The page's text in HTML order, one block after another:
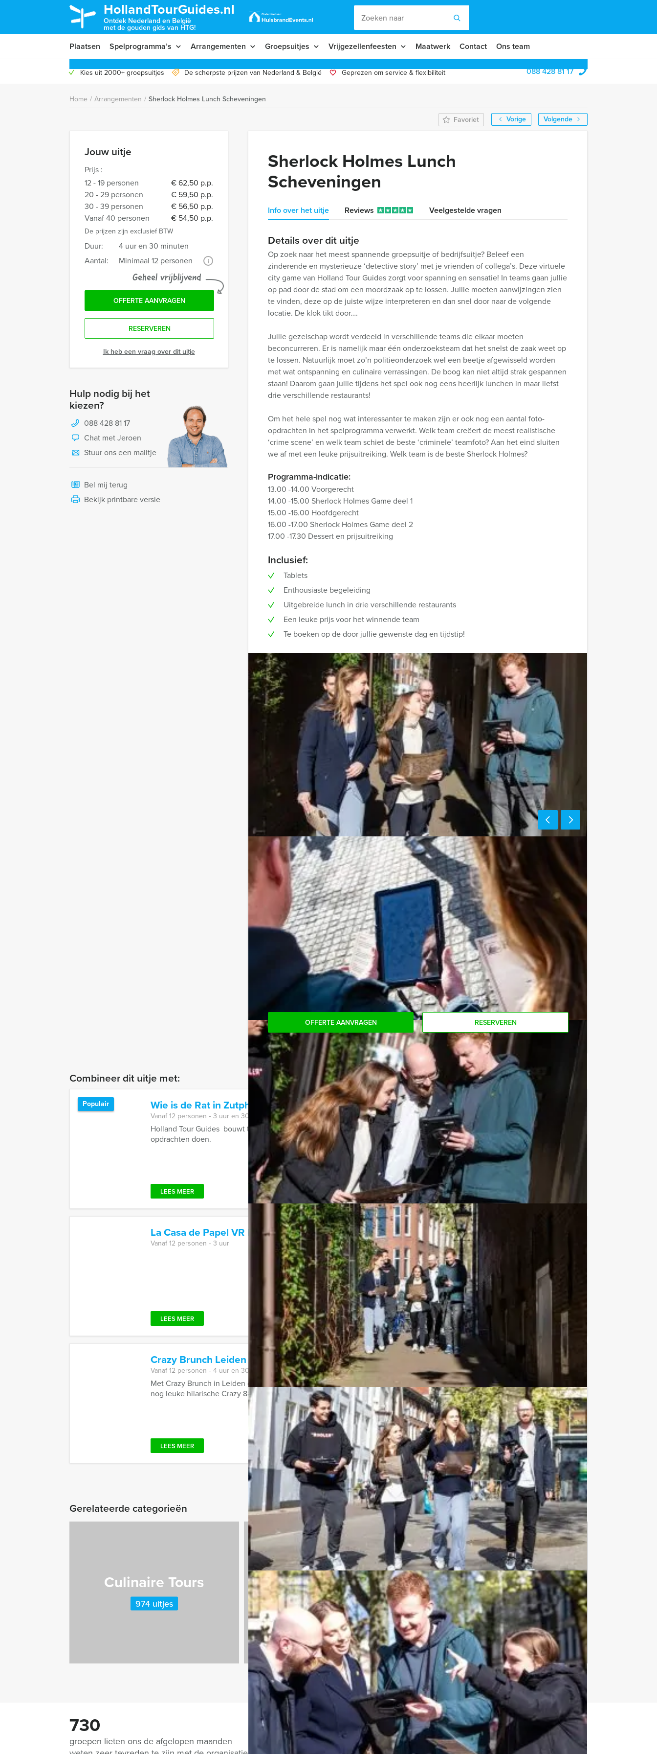
HollandTourGuides.nl
Ontdek Nederland en België
met de gouden gids van HTG!
Plaatsen Spelprogramma’s Arrangementen Groepsuitjes Vrijgezellenfeesten Maatwerk Contact Ons team
Kies uit 2000+ groepsuitjes De scherpste prijzen van Nederland & België Geprezen om service & flexibiliteit 088 428 81 17
Home / Arrangementen / Sherlock Holmes Lunch Scheveningen
Vorige
Volgende
Favoriet
Jouw uitje
Prijs :
12 - 19 personen
€ 62,50 p.p.
20 - 29 personen
€ 59,50 p.p.
30 - 39 personen
€ 56,50 p.p.
Vanaf 40 personen
€ 54,50 p.p.
De prijzen zijn exclusief BTW
Duur:
4 uur en 30 minuten
Aantal:
Minimaal 12 personen i
Geheel vrijblijvend
OFFERTE AANVRAGEN
RESERVEREN
Ik heb een vraag over dit uitje
Hulp nodig bij het
kiezen?
088 428 81 17
Chat met Jeroen
Stuur ons een mailtje
Bel mij terug
Bekijk printbare versie
Sherlock Holmes Lunch
Scheveningen
Info over het uitje Reviews Veelgestelde vragen
Details over dit uitje
Op zoek naar het meest spannende groepsuitje of bedrijfsuitje? Beleef een
zinderende en mysterieuze ‘detective story’ met je vrienden of collega’s. Deze virtuele
city game van Holland Tour Guides zorgt voor spanning en sensatie! In teams gaan jullie
op pad door de stad om een moordzaak op te lossen. Jullie moeten aanwijzingen zien
te vinden, deze op de juiste wijze interpreteren en dan snel door naar de volgende
locatie. De klok tikt door….
Jullie gezelschap wordt verdeeld in verschillende teams die elkaar moeten
beconcurreren. Er is namelijk maar één onderzoeksteam dat het snelst de zaak weet op
te lossen. Natuurlijk moet zo’n politieonderzoek wel een beetje afgewisseld worden
met wat ontspanning en culinaire verrassingen. De boog kan niet altijd strak gespannen
staan! Daarom gaan jullie tijdens het spel ook nog eens heerlijk lunchen in maar liefst
drie verschillende restaurants!
Om het hele spel nog wat interessanter te maken zijn er ook nog een aantal foto-
opdrachten in het spelprogramma verwerkt. Welk team creëert de meest realistische
‘crime scene’ en welk team schiet de beste ‘criminele’ teamfoto? Aan het eind sluiten
we af met een leuke prijsuitreiking. Welk team is de beste Sherlock Holmes?
Programma-indicatie:
13.00 -14.00 Voorgerecht
14.00 -15.00 Sherlock Holmes Game deel 1
15.00 -16.00 Hoofdgerecht
16.00 -17.00 Sherlock Holmes Game deel 2
17.00 -17.30 Dessert en prijsuitreiking
Inclusief:
Tablets
Enthousiaste begeleiding
Uitgebreide lunch in drie verschillende restaurants
Een leuke prijs voor het winnende team
Te boeken op de door jullie gewenste dag en tijdstip!
Tip:
Niet telkens uw knip hoeven trekken om uw drankje af te rekenen? Voor € 13,50 per
persoon per uur (excl. BTW) kunt u gebruikmaken van het drankarrangement, waarbij u
onbeperkt kunt genieten van bier, fris, huiswijn, koffie en thee. En… zo komt u ook
achteraf niet voor verrassingen te staan!
Reservering voor kleinere groepen:
Komt u niet aan het minimale aantal deelnemers voor deze activiteit? Als u bereid bent
voor het minimale aantal te betalen, kunt u ook gewoon voor minder personen boeken!
OFFERTE AANVRAGEN RESERVEREN
Combineer dit uitje met:
Wie is de Rat in Zutphen
Populair Vanaf € 22,50
Vanaf 12 personen ‐ 3 uur en 30 minuten
Holland Tour Guides bouwt tijdens de Wie is de Rat in Zutphenvan uw groep een hecht team en laat u allerlei uitdagende
opdrachten doen.
LEES MEER
La Casa de Papel VR lunchspel in Hengelo Vanaf€ 57,50
Vanaf 12 personen ‐ 3 uur
LEES MEER Favoriet
Crazy Brunch Leiden Vanaf€ 52,50 p.p. excl. BTW
Vanaf 12 personen ‐ 4 uur en 30 minuten
Met Crazy Brunch in Leiden gaat u met Holland Tour Guides op drie verschillende locaties lekker eten en tussendoor ook
nog leuke hilarische Crazy 88 opdrachten uitvoeren. ...
LEES MEER Favoriet
Gerelateerde categorieën
Culinaire Tours
974 uitjes
Dagarrangementen
970 uitjes
Teambuilding
2167 uitjes
730
groepen lieten ons de afgelopen maanden
Vragen over dit uitje?